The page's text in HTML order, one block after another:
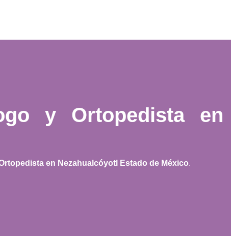
y Ortopedista en
en Nezahualcóyotl Estado de México.